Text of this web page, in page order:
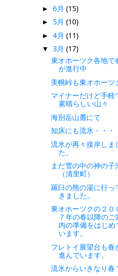
► 6月 (15)
► 5月 (10)
► 4月 (11)
▼ 3月 (17)
東オホーツク各地で
が進行中
美幌峠も東オホーツ
マイナーだけど手軽
素晴らしい山々
海別岳山麓にて
知床にも流氷・・・
流氷が再々接岸しま
た。
まだ雪の中の神の子
（清里町）
羅臼の熊の湯に行っ
きました。
東オホーツクの２０
７年の春以降のご
内の準備をはじめ
います。
フレトイ展望台も春
進んでいます。
流氷からいきなり春